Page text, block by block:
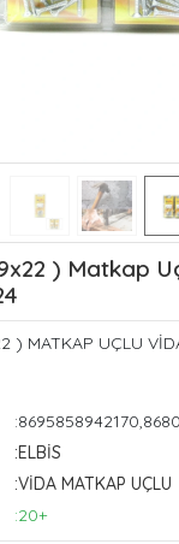
) Matkap
) MATKAP UÇLU
:ELBİS
:VİDA MATKAP UÇLU
:20+